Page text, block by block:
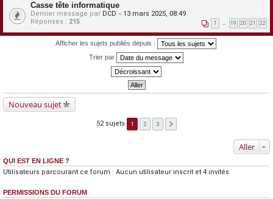
Casse tête informatique
Dernier message par DCD « 13 mars 2025, 08:49
Réponses : 215 1 … 19 20 21 22
Afficher les sujets publiés depuis :
Trier par
Nouveau sujet
52 sujets 1 2 3
Aller
QUI EST EN LIGNE ?
Utilisateurs parcourant ce forum : Aucun utilisateur inscrit et 4 invités
PERMISSIONS DU FORUM